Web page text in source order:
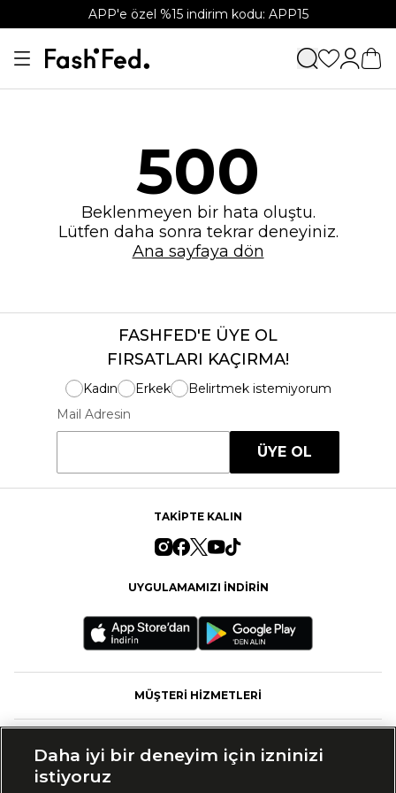
APP'e özel %15 indirim kodu: APP15
500
Beklenmeyen bir hata oluştu.
Lütfen daha sonra tekrar deneyiniz.
Ana sayfaya dön
FASHFED'E ÜYE OL
FIRSATLARI KAÇIRMA!
Kadın Erkek
Belirtmek istemiyorum
Mail Adresin
ÜYE OL
TAKİPTE KALIN
UYGULAMAMIZI İNDİRİN
MÜŞTERİ HİZMETLERİ
Daha iyi bir deneyim için izninizi
istiyoruz